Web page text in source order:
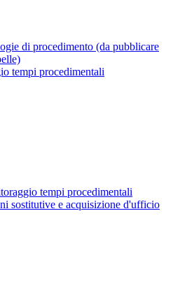
di procedimento (da pubblicare
tempi procedimentali
tempi procedimentali
sostitutive e acquisizione d'ufficio